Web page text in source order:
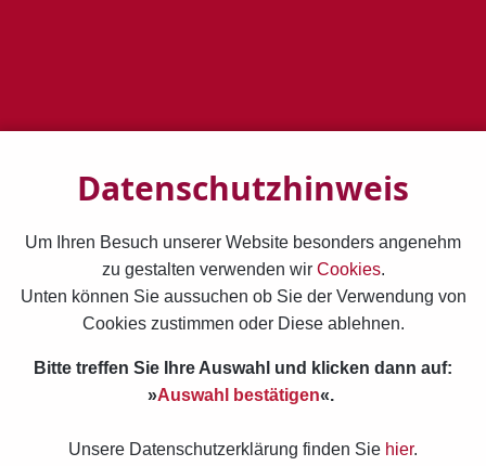
19.11.2026
Veranstaltungsort:
Exerzitienhaus
Bad Soden Salmünster
Veranstaltungskategorie:
Datenschutzhinweis
Um Ihren Besuch unserer Website besonders angenehm
zu gestalten verwenden wir Cookies.
Unten können Sie aussuchen ob Sie der Verwendung von
Cookies zustimmen oder Diese ablehnen.
Bitte treffen Sie Ihre Auswahl und klicken dann auf:
»Auswahl bestätigen«.
Unsere Datenschutzerklärung finden Sie hier.